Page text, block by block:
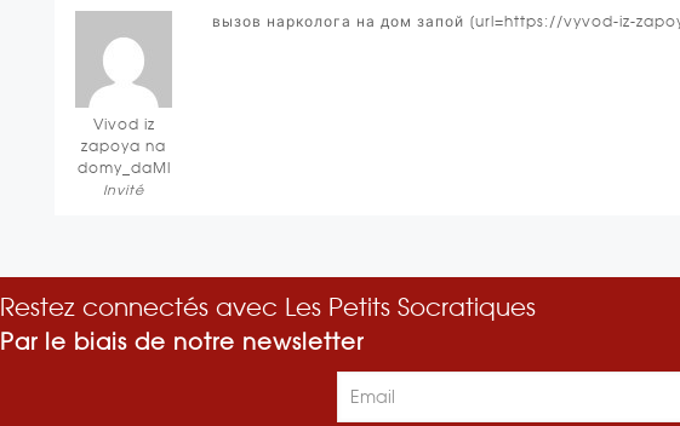
Vivod iz
zapoya na
domy_daMl
Invité
вызов нарколога на дом запой [url=https://vyvod-iz-
Restez connectés avec Les Petits Socratiques
Par le biais de notre newsletter